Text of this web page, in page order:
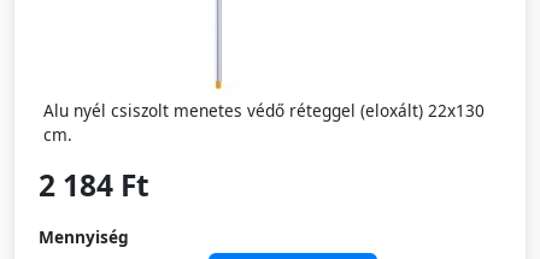
Alu nyél csiszolt menetes védő réteggel (eloxált) 22x130
cm.
2 184 Ft
Mennyiség